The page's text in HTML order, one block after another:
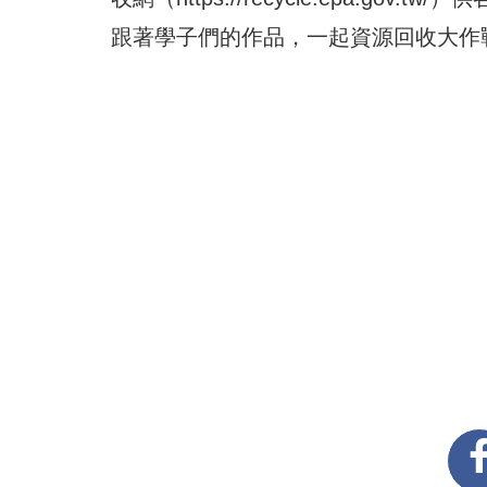
跟著學子們的作品，一起資源回收大作